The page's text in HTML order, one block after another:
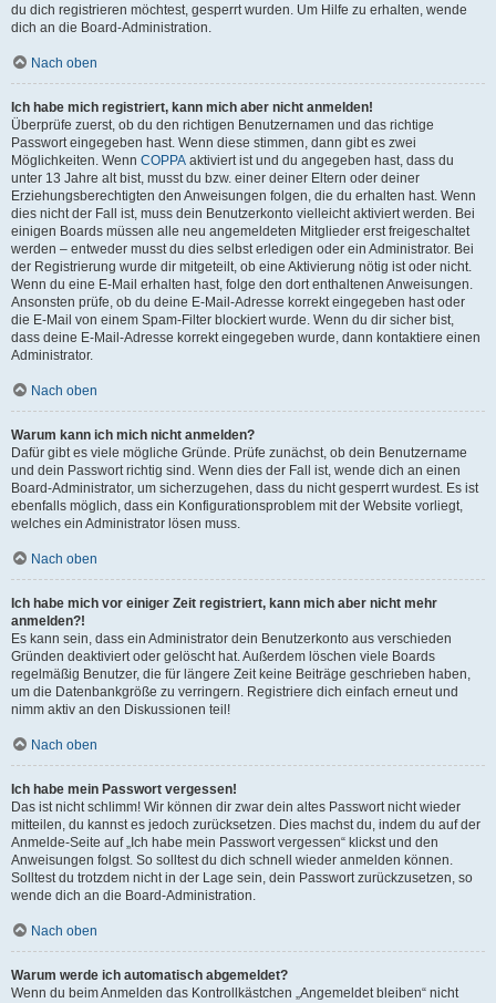
du dich registrieren möchtest, gesperrt wurden. Um Hilfe zu erhalten, wende
dich an die Board-Administration.
Nach oben
Ich habe mich registriert, kann mich aber nicht anmelden!
Überprüfe zuerst, ob du den richtigen Benutzernamen und das richtige
Passwort eingegeben hast. Wenn diese stimmen, dann gibt es zwei
Möglichkeiten. Wenn COPPA aktiviert ist und du angegeben hast, dass du
unter 13 Jahre alt bist, musst du bzw. einer deiner Eltern oder deiner
Erziehungsberechtigten den Anweisungen folgen, die du erhalten hast. Wenn
dies nicht der Fall ist, muss dein Benutzerkonto vielleicht aktiviert werden. Bei
einigen Boards müssen alle neu angemeldeten Mitglieder erst freigeschaltet
werden – entweder musst du dies selbst erledigen oder ein Administrator. Bei
der Registrierung wurde dir mitgeteilt, ob eine Aktivierung nötig ist oder nicht.
Wenn du eine E-Mail erhalten hast, folge den dort enthaltenen Anweisungen.
Ansonsten prüfe, ob du deine E-Mail-Adresse korrekt eingegeben hast oder
die E-Mail von einem Spam-Filter blockiert wurde. Wenn du dir sicher bist,
dass deine E-Mail-Adresse korrekt eingegeben wurde, dann kontaktiere einen
Administrator.
Nach oben
Warum kann ich mich nicht anmelden?
Dafür gibt es viele mögliche Gründe. Prüfe zunächst, ob dein Benutzername
und dein Passwort richtig sind. Wenn dies der Fall ist, wende dich an einen
Board-Administrator, um sicherzugehen, dass du nicht gesperrt wurdest. Es ist
ebenfalls möglich, dass ein Konfigurationsproblem mit der Website vorliegt,
welches ein Administrator lösen muss.
Nach oben
Ich habe mich vor einiger Zeit registriert, kann mich aber nicht mehr
anmelden?!
Es kann sein, dass ein Administrator dein Benutzerkonto aus verschieden
Gründen deaktiviert oder gelöscht hat. Außerdem löschen viele Boards
regelmäßig Benutzer, die für längere Zeit keine Beiträge geschrieben haben,
um die Datenbankgröße zu verringern. Registriere dich einfach erneut und
nimm aktiv an den Diskussionen teil!
Nach oben
Ich habe mein Passwort vergessen!
Das ist nicht schlimm! Wir können dir zwar dein altes Passwort nicht wieder
mitteilen, du kannst es jedoch zurücksetzen. Dies machst du, indem du auf der
Anmelde-Seite auf „Ich habe mein Passwort vergessen“ klickst und den
Anweisungen folgst. So solltest du dich schnell wieder anmelden können.
Solltest du trotzdem nicht in der Lage sein, dein Passwort zurückzusetzen, so
wende dich an die Board-Administration.
Nach oben
Warum werde ich automatisch abgemeldet?
Wenn du beim Anmelden das Kontrollkästchen „Angemeldet bleiben“ nicht